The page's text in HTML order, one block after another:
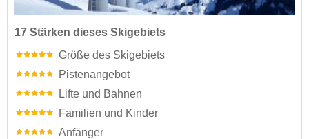
17 Stärken dieses Skigebiets
Größe des Skigebiets
Pistenangebot
Lifte und Bahnen
Familien und Kinder
Anfänger